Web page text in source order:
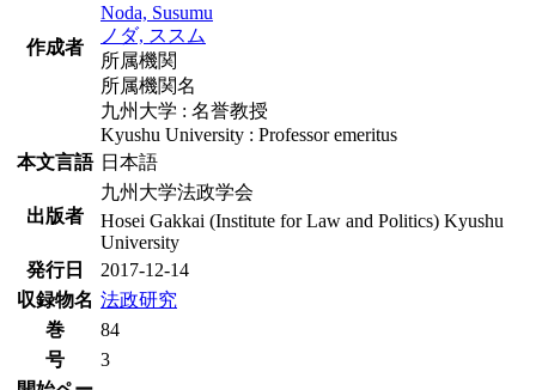
作成者
Noda, Susumu
ノダ, ススム
所属機関
所属機関名
九州大学 : 名誉教授
Kyushu University : Professor emeritus
本文言語 日本語
出版者
九州大学法政学会
Hosei Gakkai (Institute for Law and Politics) Kyushu
University
発行日
2017-12-14
収録物名 法政研究
巻
84
号
3